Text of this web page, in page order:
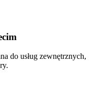
do usług zewnętrznych,